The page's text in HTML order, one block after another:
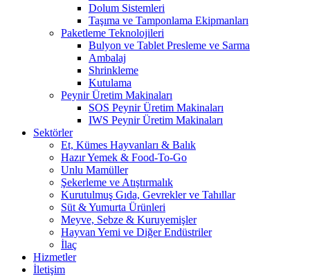
Dolum Sistemleri
Taşıma ve Tamponlama Ekipmanları
Paketleme Teknolojileri
Bulyon ve Tablet Presleme ve Sarma
Ambalaj
Shrinkleme
Kutulama
Peynir Üretim Makinaları
SOS Peynir Üretim Makinaları
IWS Peynir Üretim Makinaları
Sektörler
Et, Kümes Hayvanları & Balık
Hazır Yemek & Food-To-Go
Unlu Mamüller
Şekerleme ve Atıştırmalık
Kurutulmuş Gıda, Gevrekler ve Tahıllar
Süt & Yumurta Ürünleri
Meyve, Sebze & Kuruyemişler
Hayvan Yemi ve Diğer Endüstriler
İlaç
Hizmetler
İletişim